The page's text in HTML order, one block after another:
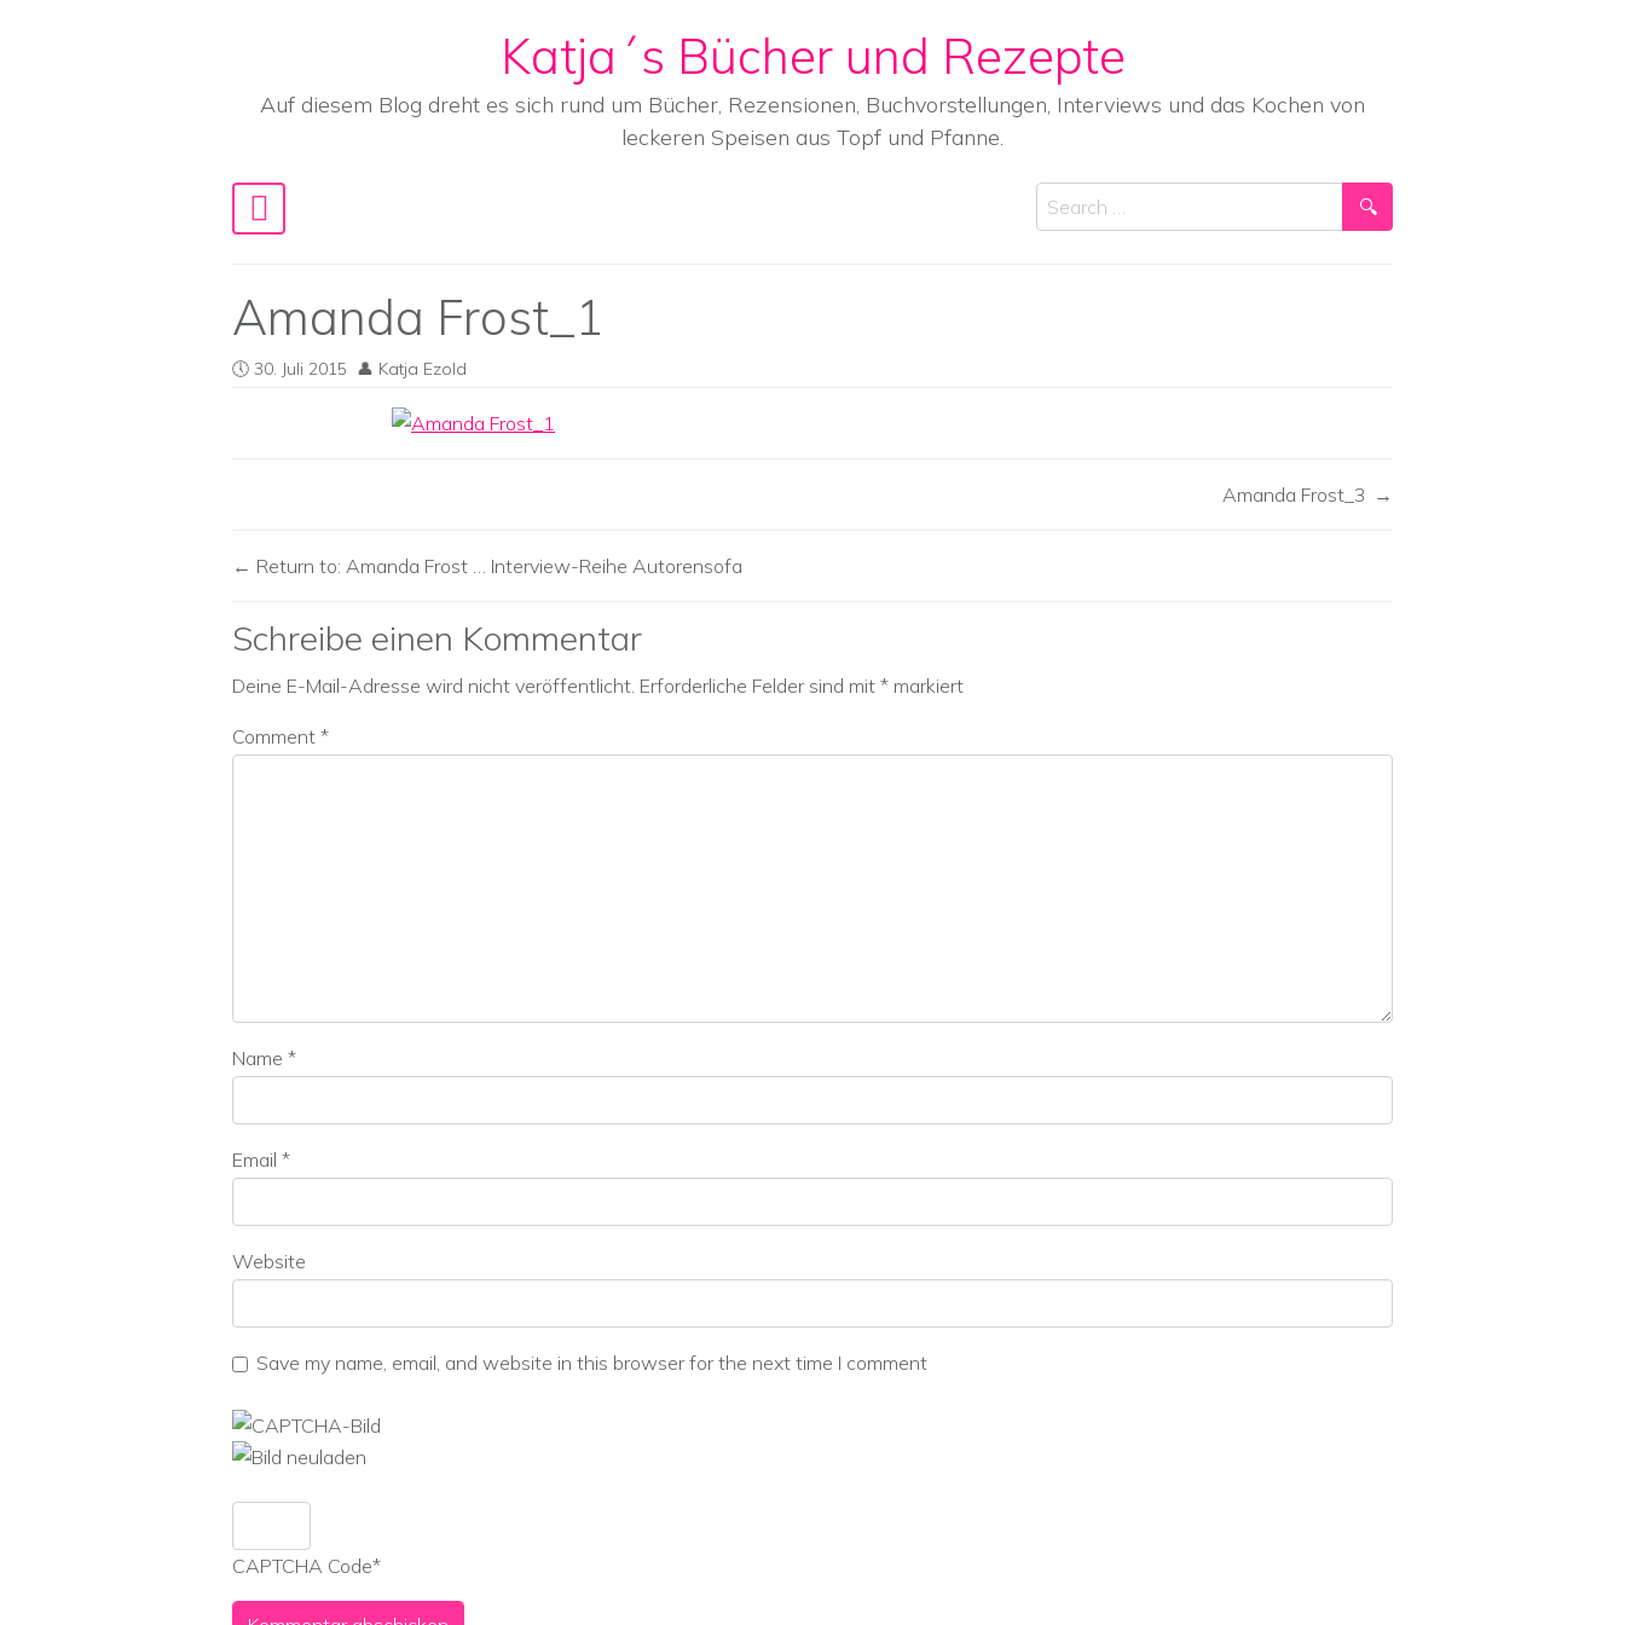
Katja´s Bücher und Rezepte
Auf diesem Blog dreht es sich rund um Bücher, Rezensionen, Buchvorstellungen, Interviews und das Kochen von
leckeren Speisen aus Topf und Pfanne.
Main Navigation
Search
Amanda Frost_1
30. Juli 2015 Katja Ezold
Amanda Frost_3
Return to: Amanda Frost … Interview-Reihe Autorensofa
Schreibe einen Kommentar
Deine E-Mail-Adresse wird nicht veröffentlicht. Erforderliche Felder sind mit * markiert
Comment *
Name *
Email *
Website
Save my name, email, and website in this browser for the next time I comment
CAPTCHA Code*